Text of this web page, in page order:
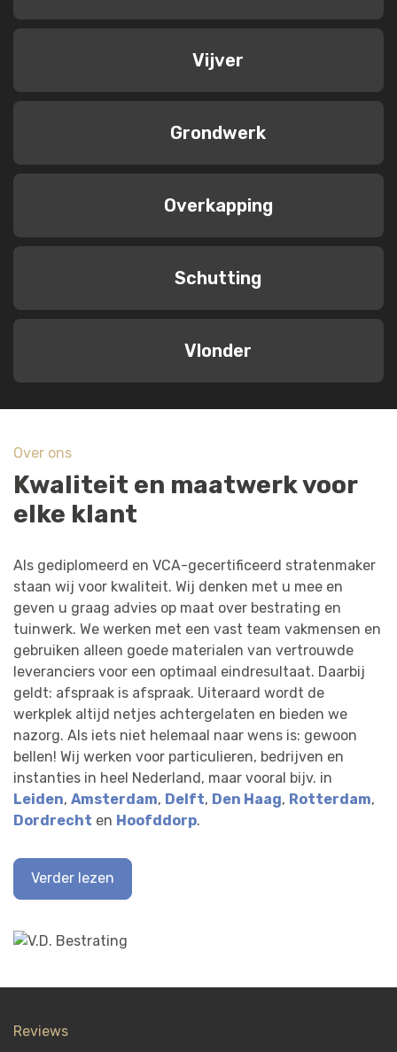
Vijver
Grondwerk
Overkapping
Schutting
Vlonder
Over ons
Kwaliteit en maatwerk voor
elke klant
Als gediplomeerd en VCA-gecertificeerd stratenmaker
staan wij voor kwaliteit. Wij denken met u mee en
geven u graag advies op maat over bestrating en
tuinwerk. We werken met een vast team vakmensen en
gebruiken alleen goede materialen van vertrouwde
leveranciers voor een optimaal eindresultaat. Daarbij
geldt: afspraak is afspraak. Uiteraard wordt de
werkplek altijd netjes achtergelaten en bieden we
nazorg. Als iets niet helemaal naar wens is: gewoon
bellen! Wij werken voor particulieren, bedrijven en
instanties in heel Nederland, maar vooral bijv. in
Leiden, Amsterdam, Delft, Den Haag, Rotterdam,
Dordrecht en Hoofddorp.
Verder lezen
Reviews